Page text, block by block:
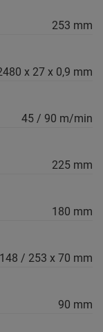
253 mm
x 27 x 0,9 mm
45 / 90 m/min
225 mm
180 mm
/ 253 x 70 mm
90 mm